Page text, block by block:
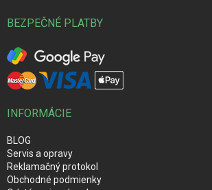
BEZPEČNÉ PLATBY
INFORMÁCIE
BLOG
Servis a opravy
Reklamačný protokol
Obchodné podmienky